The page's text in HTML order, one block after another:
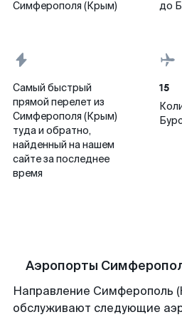
Симферополя (Крым)
до
Самый быстрый
прямой перелет из
Симферополя (Крым)
туда и обратно,
найденный на нашем
сайте за последнее
время
15
Аэропорты
Направление Симферополь
обслуживают следующие